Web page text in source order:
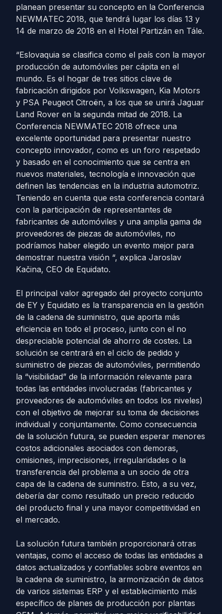
planean presentar su concepto en la Conferencia
NEWMATEC 2018, que tendrá lugar los días 13 y
14 de marzo de 2018 en el Hotel Partizán en Tále.
“Eslovaquia se clasifica como el país con la mayor
producción de automóviles per cápita en el
mundo. Es el hogar de tres sitios clave de
fabricación dirigidos por Volkswagen, Kia Motors
y PSA Peugeot Citroën, a los que se unirá Jaguar
Land Rover en la segunda mitad de 2018. La
Conferencia NEWMATEC 2018 ofrece una
excelente oportunidad para presentar nuestro
concepto innovador, como es un foro respetado
y basado en el conocimiento que se centra en
nuevos materiales, tecnología e innovación que
definen las tendencias en la industria automotriz.
Teniendo en cuenta que esta conferencia contará
con la participación de representantes de
fabricantes de automóviles y una amplia gama de
proveedores de piezas de automóviles, no
podríamos haber elegido un evento mejor para
demostrar nuestra visión “, explica Jaroslav
Kačina, CEO de Equidato.
El principal valor agregado del proyecto conjunto
de EY y Equidato es la transparencia en la gestión
de la cadena de suministro, que aporta más
eficiencia en todo el proceso, junto con el no
despreciable potencial de ahorro de costes. La
solución se centrará en el ciclo de pedido y
suministro de piezas de automóviles, permitiendo
la “visibilidad” de la información relevante para
todas las entidades involucradas (fabricantes y
proveedores de automóviles en todos los niveles)
con el objetivo de mejorar su toma de decisiones
individual y conjuntamente. Como consecuencia
de la solución futura, se pueden esperar menores
costos adicionales asociados con demoras,
omisiones, imprecisiones, irregularidades o la
transferencia del problema a un socio de otra
capa de la cadena de suministro. Esto, a su vez,
debería dar como resultado un precio reducido
del producto final y una mayor competitividad en
el mercado.
La solución futura también proporcionará otras
ventajas, como el acceso de todas las entidades a
datos actualizados y confiables sobre eventos en
la cadena de suministro, la armonización de datos
de varios sistemas ERP y el establecimiento más
específico de planes de producción por plantas